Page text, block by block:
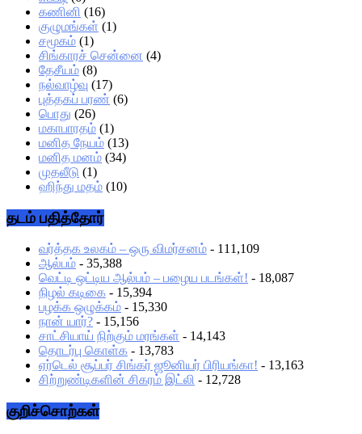
கணினி (16)
குழுமங்கள் (1)
சமூகம் (1)
சிங்காரச் சென்னை (4)
தேசீயம் (8)
நல்வாழ்வு (17)
புத்தகப் பரண் (6)
பொது (26)
மகாபாரதம் (1)
மனித நேயம் (13)
மனித மனம் (34)
முதலீடு (1)
ஹிந்து மதம் (10)
தடம் பதித்தோர்
வர்த்தக உலகம் – ஒரு விமர்சனம் - 111,109
ஆல்பம் - 35,388
வெட்டி ஒட்டிய ஆல்பம் – பழைய படங்கள்! - 18,087
நிழல் கடிகை - 15,394
பழக்க ஒழுக்கம் - 15,330
நான் யார்? - 15,156
சாட்சியாய் நிற்கும் மரங்கள் - 14,143
தொடர்பு கொள்க - 13,783
ஏர்டெல் சூப்பர் சிங்கர் ஜூனியர் பிரியங்கா! - 13,163
சிற்றுண்டிகளின் சிகரம் இட்லி - 12,728
குறிச்சொற்கள்